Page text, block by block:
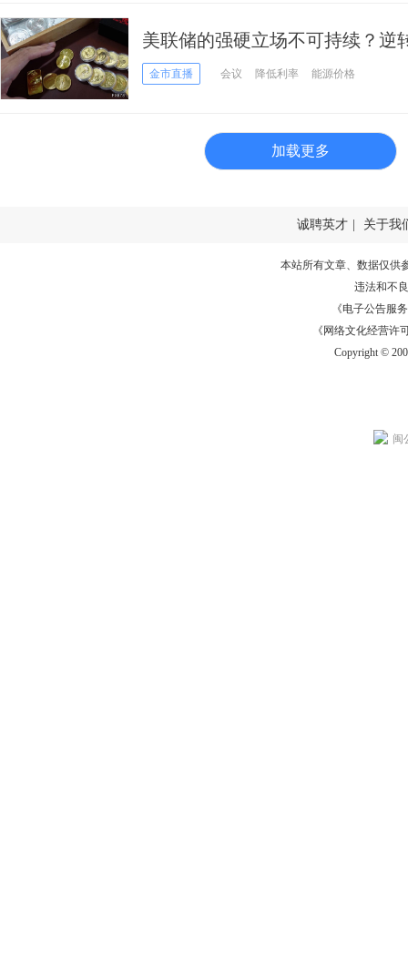
美联储的强硬立场不可持续？逆
金市直播 会议 降低利率 能源价格
加载更多
诚聘英才 关于我
本站所有文章、数据仅供
违法和不
《电子公告服务
《网络文化经营许
Copyright ©
闽